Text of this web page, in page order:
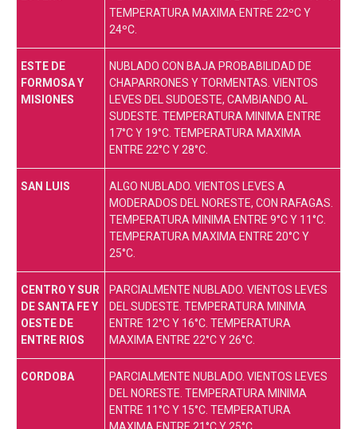
TEMPERATURA MAXIMA ENTRE 22ºC Y
24ºC.
ESTE DE
FORMOSA Y
MISIONES
NUBLADO CON BAJA PROBABILIDAD DE
CHAPARRONES Y TORMENTAS. VIENTOS
LEVES DEL SUDOESTE, CAMBIANDO AL
SUDESTE. TEMPERATURA MINIMA ENTRE
17°C Y 19°C. TEMPERATURA MAXIMA
ENTRE 22°C Y 28°C.
SAN LUIS
ALGO NUBLADO. VIENTOS LEVES A
MODERADOS DEL NORESTE, CON RAFAGAS.
TEMPERATURA MINIMA ENTRE 9°C Y 11°C.
TEMPERATURA MAXIMA ENTRE 20°C Y
25°C.
CENTRO Y SUR
DE SANTA FE Y
OESTE DE
ENTRE RIOS
PARCIALMENTE NUBLADO. VIENTOS LEVES
DEL SUDESTE. TEMPERATURA MINIMA
ENTRE 12°C Y 16°C. TEMPERATURA
MAXIMA ENTRE 22°C Y 26°C.
CORDOBA
PARCIALMENTE NUBLADO. VIENTOS LEVES
DEL NORESTE. TEMPERATURA MINIMA
ENTRE 11°C Y 15°C. TEMPERATURA
MAXIMA ENTRE 21°C Y 25°C.